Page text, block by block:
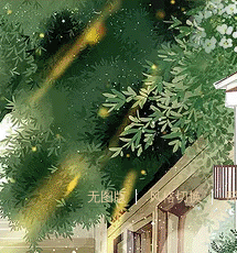
无图版 风格切换